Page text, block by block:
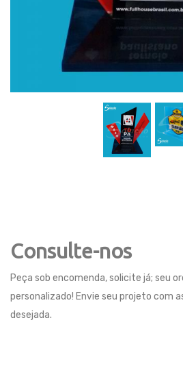
Consulte-nos
Peça sob encomenda, solicite já; seu
personalizado! Envie seu projeto com
desejada.